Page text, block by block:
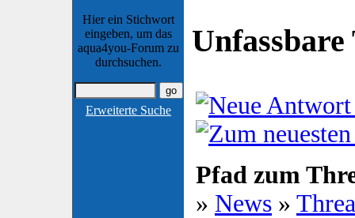
Hier ein Stichwort
eingeben, um das
aqua4you-Forum zu
durchsuchen.
Erweiterte Suche
Pfad zum
» News »